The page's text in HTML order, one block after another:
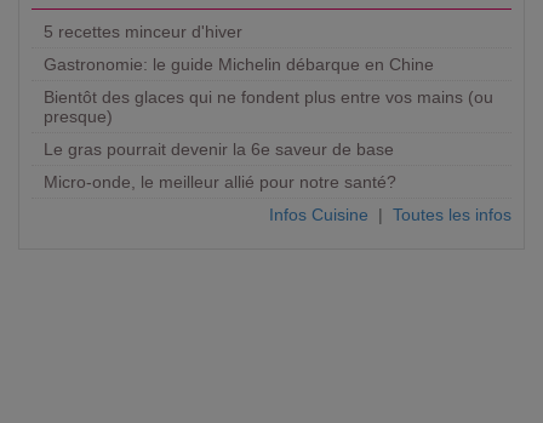
5 recettes minceur d'hiver
Gastronomie: le guide Michelin débarque en Chine
Bientôt des glaces qui ne fondent plus entre vos mains (ou
presque)
Le gras pourrait devenir la 6e saveur de base
Micro-onde, le meilleur allié pour notre santé?
Infos Cuisine | Toutes les infos